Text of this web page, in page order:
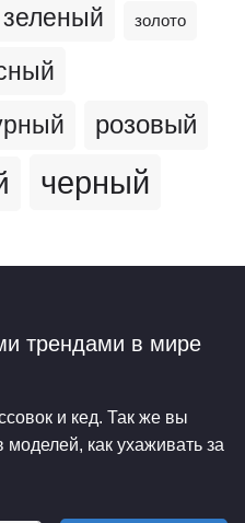
зеленый золото
розовый
черный
трендами в мире
и кед. Так же вы
как ухаживать за